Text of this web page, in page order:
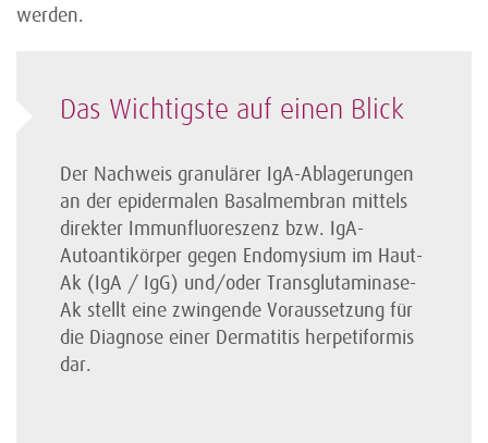
werden.
Das Wichtigste auf einen Blick
Der Nachweis granulärer IgA-Ablagerungen
an der epidermalen Basalmembran mittels
direkter Immunfluoreszenz bzw. IgA-
Autoantikörper gegen Endomysium im Haut-
Ak (IgA / IgG) und/oder Transglutaminase-
Ak stellt eine zwingende Voraussetzung für
die Diagnose einer Dermatitis herpetiformis
dar.